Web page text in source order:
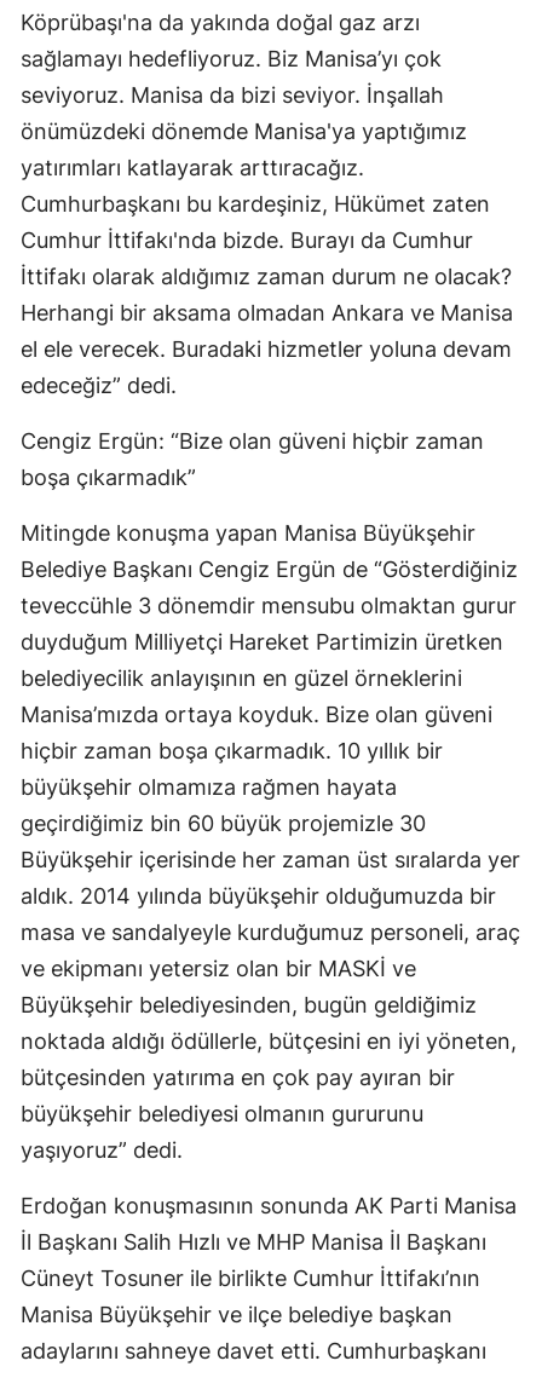
Köprübaşı'na da yakında doğal gaz arzı
sağlamayı hedefliyoruz. Biz Manisa’yı çok
seviyoruz. Manisa da bizi seviyor. İnşallah
önümüzdeki dönemde Manisa'ya yaptığımız
yatırımları katlayarak arttıracağız.
Cumhurbaşkanı bu kardeşiniz, Hükümet zaten
Cumhur İttifakı'nda bizde. Burayı da Cumhur
İttifakı olarak aldığımız zaman durum ne olacak?
Herhangi bir aksama olmadan Ankara ve Manisa
el ele verecek. Buradaki hizmetler yoluna devam
edeceğiz” dedi.
Cengiz Ergün: “Bize olan güveni hiçbir zaman
boşa çıkarmadık”
Mitingde konuşma yapan Manisa Büyükşehir
Belediye Başkanı Cengiz Ergün de “Gösterdiğiniz
teveccühle 3 dönemdir mensubu olmaktan gurur
duyduğum Milliyetçi Hareket Partimizin üretken
belediyecilik anlayışının en güzel örneklerini
Manisa’mızda ortaya koyduk. Bize olan güveni
hiçbir zaman boşa çıkarmadık. 10 yıllık bir
büyükşehir olmamıza rağmen hayata
geçirdiğimiz bin 60 büyük projemizle 30
Büyükşehir içerisinde her zaman üst sıralarda yer
aldık. 2014 yılında büyükşehir olduğumuzda bir
masa ve sandalyeyle kurduğumuz personeli, araç
ve ekipmanı yetersiz olan bir MASKİ ve
Büyükşehir belediyesinden, bugün geldiğimiz
noktada aldığı ödüllerle, bütçesini en iyi yöneten,
bütçesinden yatırıma en çok pay ayıran bir
büyükşehir belediyesi olmanın gururunu
yaşıyoruz” dedi.
Erdoğan konuşmasının sonunda AK Parti Manisa
İl Başkanı Salih Hızlı ve MHP Manisa İl Başkanı
Cüneyt Tosuner ile birlikte Cumhur İttifakı’nın
Manisa Büyükşehir ve ilçe belediye başkan
adaylarını sahneye davet etti. Cumhurbaşkanı